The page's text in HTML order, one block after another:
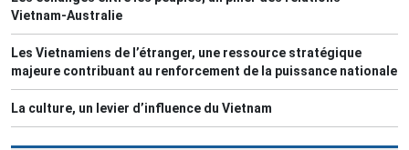
Vietnam-Australie
Les Vietnamiens de l’étranger, une ressource stratégique
majeure contribuant au renforcement de la puissance nationale
La culture, un levier d’influence du Vietnam